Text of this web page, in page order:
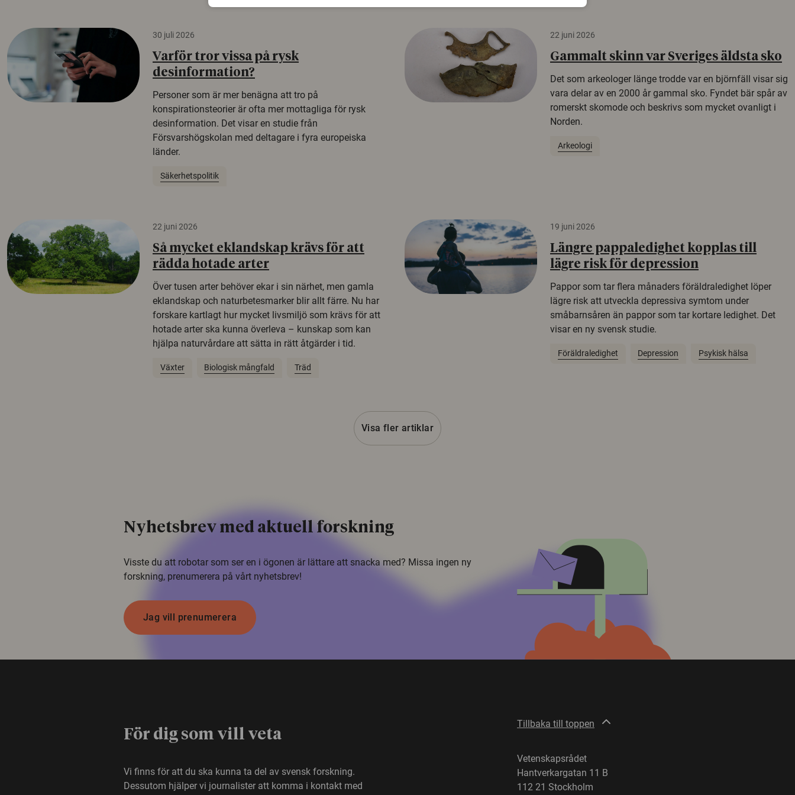
30 juli 2026
Varför tror vissa på rysk
desinformation?
Personer som är mer benägna att tro på
konspirationsteorier är ofta mer mottagliga för rysk
desinformation. Det visar en studie från
Försvarshögskolan med deltagare i fyra europeiska
länder.
Säkerhetspolitik
22 juni 2026
Gammalt skinn var Sveriges äldsta sko
Det som arkeologer länge trodde var en björnfäll visar sig
vara delar av en 2000 år gammal sko. Fyndet bär spår av
romerskt skomode och beskrivs som mycket ovanligt i
Norden.
Arkeologi
22 juni 2026
Så mycket eklandskap krävs för att
rädda hotade arter
Över tusen arter behöver ekar i sin närhet, men gamla
eklandskap och naturbetesmarker blir allt färre. Nu har
forskare kartlagt hur mycket livsmiljö som krävs för att
hotade arter ska kunna överleva – kunskap som kan
hjälpa naturvårdare att sätta in rätt åtgärder i tid.
Växter Biologisk mångfald Träd
19 juni 2026
Längre pappaledighet kopplas till
lägre risk för depression
Pappor som tar flera månaders föräldraledighet löper
lägre risk att utveckla depressiva symtom under
småbarnsåren än pappor som tar kortare ledighet. Det
visar en ny svensk studie.
Föräldraledighet Depression Psykisk hälsa
Visa fler artiklar
Nyhetsbrev med aktuell forskning
Visste du att robotar som ser en i ögonen är lättare att snacka med? Missa ingen ny
forskning, prenumerera på vårt nyhetsbrev!
Jag vill prenumerera
För dig som vill veta
Vi finns för att du ska kunna ta del av svensk forskning.
Dessutom hjälper vi journalister att komma i kontakt med
Tillbaka till toppen
Vetenskapsrådet
Hantverkargatan 11 B
112 21 Stockholm